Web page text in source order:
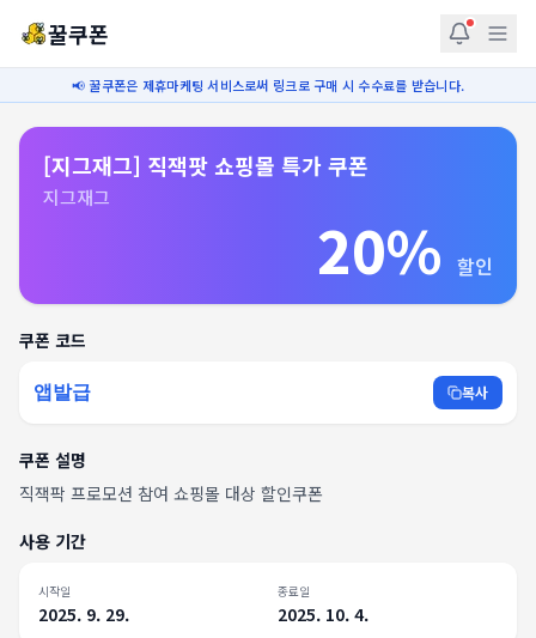
꿀쿠폰
📢 꿀쿠폰은 제휴마케팅 서비스로써 링크로 구매 시 수수료를 받습니다.
[지그재그] 직잭팟 쇼핑몰 특가 쿠폰
지그재그
20% 할인
쿠폰 코드
앱발급 복사
쿠폰 설명
직잭팍 프로모션 참여 쇼핑몰 대상 할인쿠폰
사용 기간
시작일
2025. 9. 29.
종료일
2025. 10. 4.